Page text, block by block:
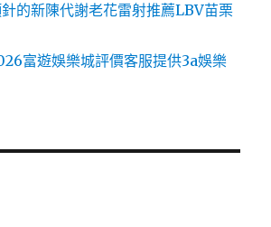
的新陳代謝老花雷射推薦LBV苗栗
富遊娛樂城評價客服提供3a娛樂